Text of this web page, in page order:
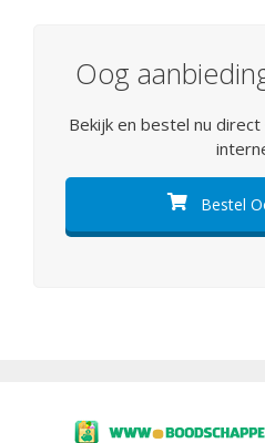
Oog
Bekijk en bestel nu
Bestel